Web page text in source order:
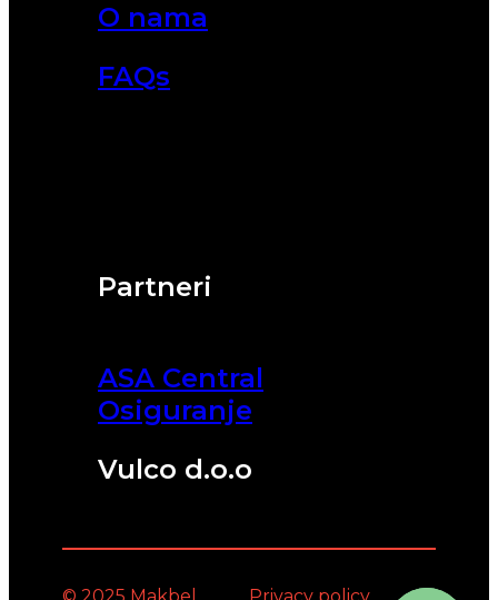
Partneri
ASA Central
Osiguranje
Vulco d.o.o
O nama
FAQs